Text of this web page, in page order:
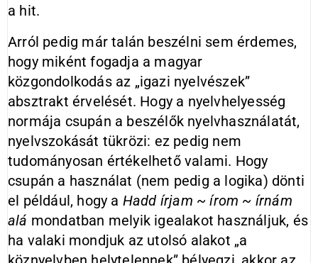
a hit.
Arról pedig már talán beszélni sem érdemes,
hogy miként fogadja a magyar
közgondolkodás az „igazi nyelvészek”
absztrakt érvelését. Hogy a nyelvhelyesség
normája csupán a beszélők nyelvhasználatát,
nyelvszokását tükrözi: ez pedig nem
tudományosan értékelhető valami. Hogy
csupán a használat (nem pedig a logika) dönti
el például, hogy a Hadd írjam ~ írom ~ írnám
alá mondatban melyik igealakot használjuk, és
ha valaki mondjuk az utolsó alakot „a